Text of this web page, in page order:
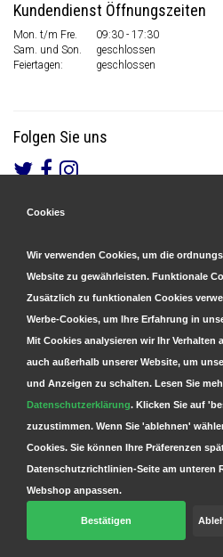
Kundendienst Öffnungszeiten
Mon. t/m Fre.
09:30 - 17:30
Sam. und Son.
geschlossen
Feiertagen:
geschlossen
Folgen Sie uns
© Copyright 2026 Parts4GSM -
Cookies
Wir verwenden Cookies, um die
Website zu gewährleisten. Funktionale
Zusätzlich zu funktionalen Cookies
Werbe-Cookies, um Ihre Erfahrung in
Mit Cookies analysieren wir Ihr Verhalten
auch außerhalb unserer Website, um
und Anzeigen zu schalten. Lesen Sie
Datenschutzerklärung. Klicken Sie auf
zuzustimmen. Wenn Sie 'ablehnen'
Cookies. Sie können Ihre Präferenzen
Datenschutzrichtlinien-Seite am unteren
Webshop anpassen.
Bestätigen